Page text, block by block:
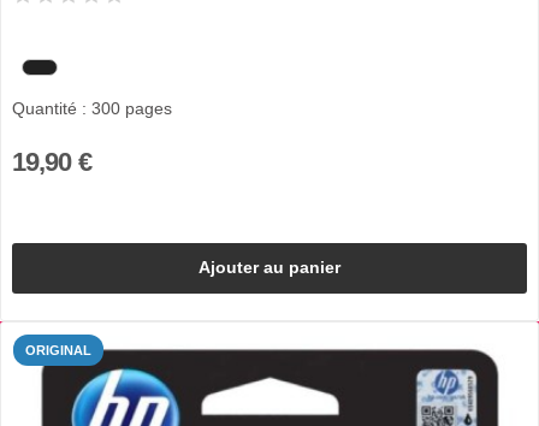
Quantité : 300 pages
19,90 €
Ajouter au panier
ORIGINAL